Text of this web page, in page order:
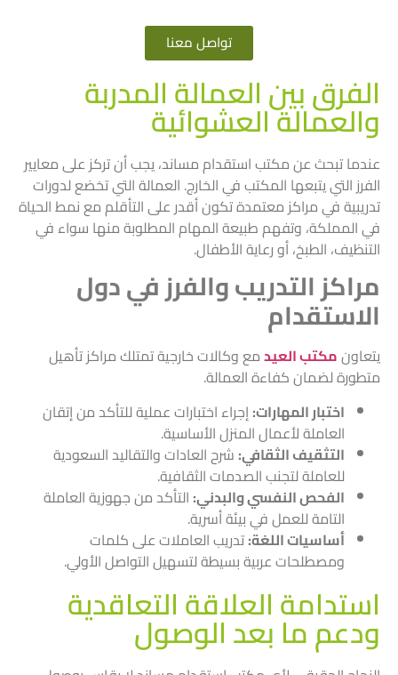
تواصل معنا
الفرق بين العمالة المدربة
والعمالة العشوائية
عندما تبحث عن مكتب استقدام مساند، يجب أن تركز على معايير
الفرز التي يتبعها المكتب في الخارج. العمالة التي تخضع لدورات
تدريبية في مراكز معتمدة تكون أقدر على التأقلم مع نمط الحياة
في المملكة، وتفهم طبيعة المهام المطلوبة منها سواء في
التنظيف، الطبخ، أو رعاية الأطفال.
مراكز التدريب والفرز في دول
الاستقدام
يتعاونمكتب العيدمع وكالات خارجية تمتلك مراكز تأهيل
متطورة لضمان كفاءة العمالة.
اختبار المهارات:إجراء اختبارات عملية للتأكد من إتقان
العاملة لأعمال المنزل الأساسية.
التثقيف الثقافي:شرح العادات والتقاليد السعودية
للعاملة لتجنب الصدمات الثقافية.
الفحص النفسي والبدني:التأكد من جهوزية العاملة
التامة للعمل في بيئة أسرية.
أساسيات اللغة:تدريب العاملات على كلمات
ومصطلحات عربية بسيطة لتسهيل التواصل الأولي.
استدامة العلاقة التعاقدية
ودعم ما بعد الوصول